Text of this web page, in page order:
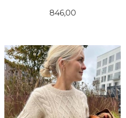
Pris
846,00
LES MER